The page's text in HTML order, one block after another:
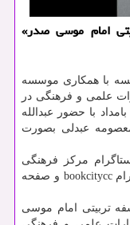
امام موسی صدر»
با همکاری موسسه
علمی و فرهنگی در
روز سه شنبه ۱۷ فروردین ۱۴۰۰ ساعت ۱۱ بامداد با حضور عبدالله
عبدلی بصورت
مرکز فرهنگی
شهرکتاب به آدرس ketabofarhang، کانال تلگرام bookcitycc و صفحه
تربیتی امام موسی